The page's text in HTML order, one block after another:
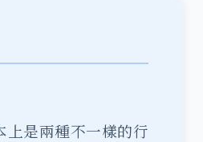
上是兩種不一樣的行